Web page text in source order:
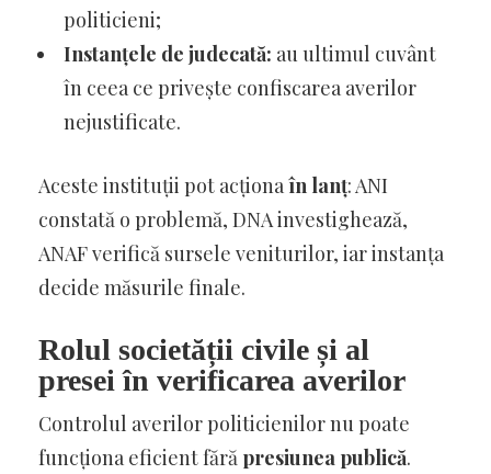
politicieni;
Instanțele de judecată: au ultimul cuvânt
în ceea ce privește confiscarea averilor
nejustificate.
Aceste instituții pot acționa în lanț: ANI
constată o problemă, DNA investighează,
ANAF verifică sursele veniturilor, iar instanța
decide măsurile finale.
Rolul societății civile și al
presei în verificarea averilor
Controlul averilor politicienilor nu poate
funcționa eficient fără presiunea publică.